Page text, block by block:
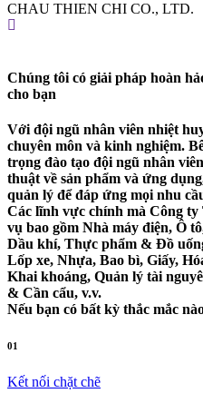
CHAU THIEN CHI CO., LTD.
Chúng tôi có giải pháp hoàn
cho bạn
Với đội ngũ nhân viên nhiệt
chuyên môn và kinh nghiệm.
trọng đào tạo đội ngũ nhân
thuật về sản phẩm và ứng
quản lý để đáp ứng mọi nhu
Các lĩnh vực chính mà Công
vụ bao gồm Nhà máy điện, Ô
Dầu khí, Thực phẩm & Đồ
Lốp xe, Nhựa, Bao bì, Giấy,
Khai khoáng, Quản lý tài
& Cần cẩu, v.v.
Nếu bạn có bất kỳ thắc mắc
01
Kết nối chặt chẽ